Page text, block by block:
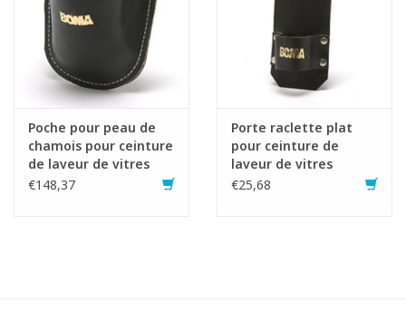
Poche pour peau de
chamois pour ceinture
de laveur de vitres
€148,37
Porte raclette plat
pour ceinture de
laveur de vitres
€25,68